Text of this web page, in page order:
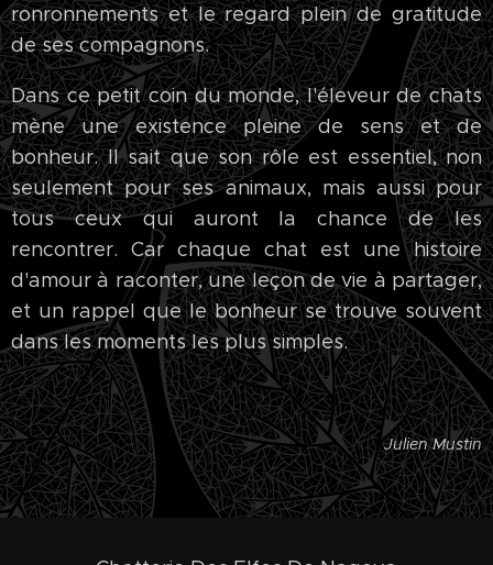
ronronnements et le regard plein de gratitude
de ses compagnons.
Dans ce petit coin du monde, l'éleveur de chats
mène une existence pleine de sens et de
bonheur. Il sait que son rôle est essentiel, non
seulement pour ses animaux, mais aussi pour
tous ceux qui auront la chance de les
rencontrer. Car chaque chat est une histoire
d'amour à raconter, une leçon de vie à partager,
et un rappel que le bonheur se trouve souvent
dans les moments les plus simples.
Julien Mustin